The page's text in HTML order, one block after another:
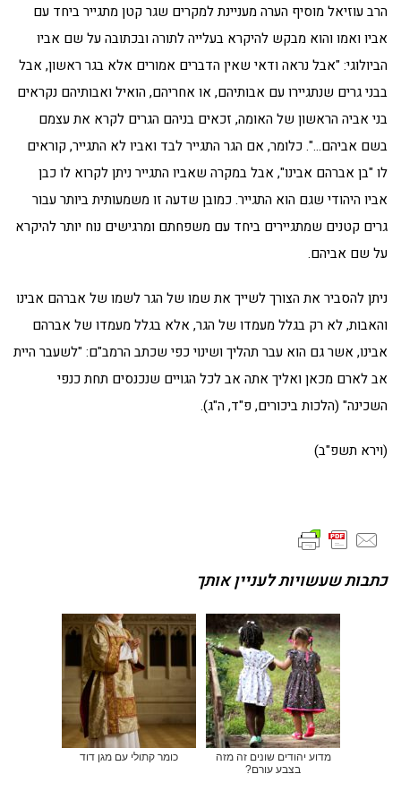
הרב עוזיאל מוסיף הערה מעניינת למקרים שגר קטן מתגייר ביחד עם
אביו ואמו והוא מבקש להיקרא בעלייה לתורה ובכתובה על שם אביו
הביולוגי: "אבל נראה ודאי שאין הדברים אמורים אלא בגר ראשון, אבל
בבני גרים שנתגיירו עם אבותיהם, או אחריהם, הואיל ואבותיהם נקראים
בני אביה הראשון של האומה, זכאים בניהם הגרים לקרא את עצמם
בשם אביהם…". כלומר, אם הגר התגייר לבד ואביו לא התגייר, קוראים
לו "בן אברהם אבינו", אבל במקרה שאביו התגייר ניתן לקרוא לו כבן
אביו היהודי שגם הוא התגייר. כמובן שדעה זו משמעותית ביותר עבור
גרים קטנים שמתגיירים ביחד עם משפחתם ומרגישים נוח יותר להיקרא
על שם אביהם.
ניתן להסביר את הצורך לשייך את שמו של הגר לשמו של אברהם אבינו
והאבות, לא רק בגלל מעמדו של הגר, אלא בגלל מעמדו של אברהם
אבינו, אשר גם הוא עבר תהליך ושינוי כפי שכתב הרמב"ם: "לשעבר היית
אב לארם מכאן ואליך אתה אב לכל הגויים שנכנסים תחת כנפי
השכינה" (הלכות ביכורים, פ"ד, ה"ג).
(וירא תשפ"ב)
כתבות שעשויות לעניין אותך
מדוע יהודים שונים זה מזה
בצבע עורם?
כומר קתולי עם מגן דוד